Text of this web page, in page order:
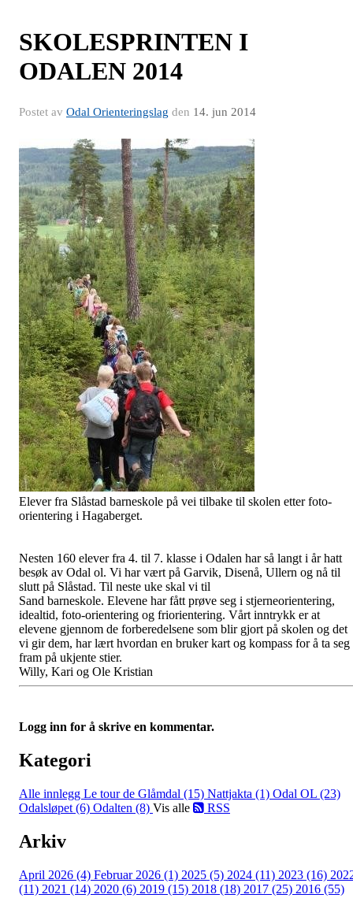
SKOLESPRINTEN I
ODALEN 2014
Postet av Odal Orienteringslag den 14. jun 2014
Elever fra Slåstad barneskole på vei tilbake til skolen etter foto-
orientering i Hagaberget.
Nesten 160 elever fra 4. til 7. klasse i Odalen har så langt i år hatt
besøk av Odal ol. Vi har vært på Garvik, Disenå, Ullern og nå til
slutt på Slåstad. Til neste uke skal vi til
Sand barneskole. Elevene har fått prøve seg i stjerneorientering,
idealtid, foto-orientering og friorientering. Vårt inntrykk er at
elevene gjennom de forberedelsene som blir gjort på skolen og det
vi gir dem, har lært hvordan en bruker kart og kompass for å ta seg
fram på ukjente stier.
Willy, Kari og Ole Kristian
Logg inn for å skrive en kommentar.
Kategori
Alle innlegg Le tour de Glåmdal (15) Nattjakta (1) Odal OL (23)
Odalsløpet (6) Odalten (8) Vis alle RSS
Arkiv
April 2026 (4) Februar 2026 (1) 2025 (5) 2024 (11) 2023 (16)
(11) 2021 (14) 2020 (6) 2019 (15) 2018 (18) 2017 (25) 2016 (55)